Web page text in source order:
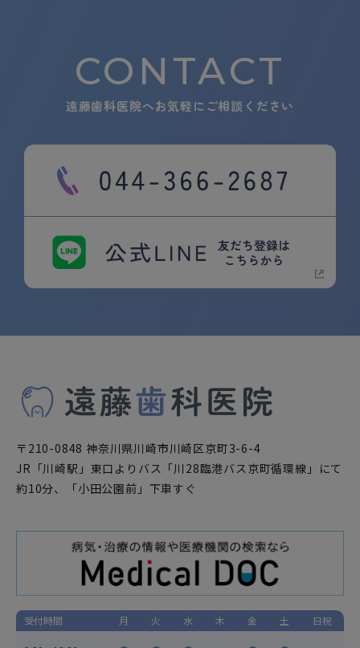
CONTACT
遠藤歯科医院へお気軽にご相談ください
〒210-0848 神奈川県川崎市川崎区京町3-6-4
JR「川崎駅」東口よりバス「川28臨港バス京町循環線」にて
約10分、「小田公園前」下車すぐ
受付時間 月 火 水 木 金 土 日祝